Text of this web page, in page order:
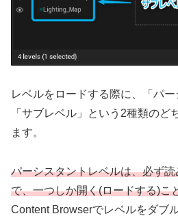
レベルをロードする際に、「パ
「サブレベル」という2種類のど
ます。
パーシスタントレベルは、必ず
で、一つしか開く(ロードする)こ
Content Browserでレベルをダブ